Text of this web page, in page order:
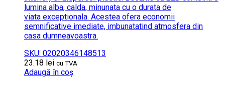
lumina alba, calda, minunata cu o durata de
viata exceptionala. Acestea ofera economii
semnificative imediate, imbunatatind atmosfera din
casa dumneavoastra.
SKU: 02020346148513
23.18 lei cu TVA
Adaugă în coș